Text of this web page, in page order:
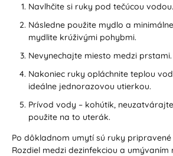
Navlhčite si ruky pod tečúcou vodou.
Následne použite mydlo a
mydlite krúživými pohybmi.
Nevynechajte miesto medzi prstami.
Nakoniec ruky opláchnite teplou
ideálne jednorazovou utierkou.
Prívod vody – kohútik,
použite na to uterák.
Po dôkladnom umytí sú ruky pripravené
Rozdiel medzi dezinfekciou a